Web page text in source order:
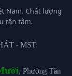
Nam. Chất lượng
tận tâm.
- MST:
, Phường Tân